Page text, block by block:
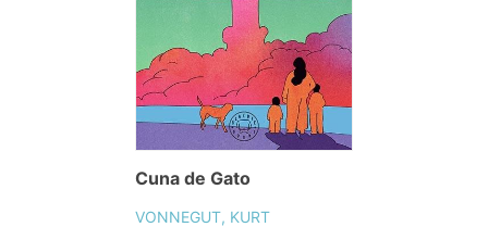
Cuna de Gato
VONNEGUT, KURT